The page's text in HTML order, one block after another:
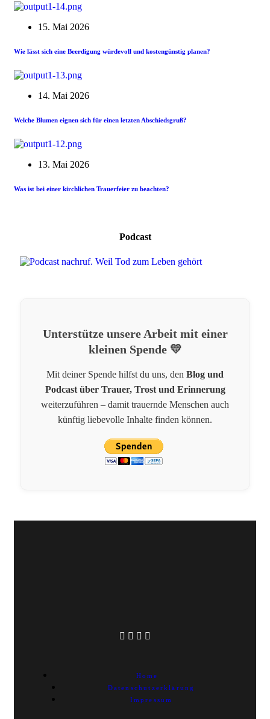
15. Mai 2026
Wie lässt sich eine Beerdigung würdevoll und kostengünstig planen?
14. Mai 2026
Welche Blumen eignen sich für einen letzten Abschiedsgruß?
13. Mai 2026
Was ist bei einer kirchlichen Trauerfeier zu beachten?
Podcast
Unterstütze unsere Arbeit mit einer
kleinen Spende 💛
Mit deiner Spende hilfst du uns, den Blog und
Podcast über Trauer, Trost und Erinnerung
weiterzuführen – damit trauernde Menschen auch
künftig liebevolle Inhalte finden können.
Home
Datenschutzerklärung
Impressum